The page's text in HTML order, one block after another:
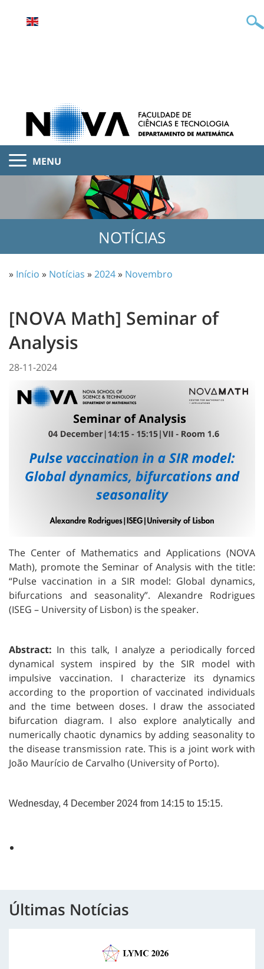
MENU
NOTÍCIAS
» Início » Notícias »2024» Novembro
[NOVA Math] Seminar of
Analysis
28-11-2024
The Center of Mathematics and Applications (NOVA
Math), promote the Seminar of Analysis with the title:
“Pulse vaccination in a SIR model: Global dynamics,
bifurcations and seasonality”. Alexandre Rodrigues
(ISEG – University of Lisbon) is the speaker.
Abstract: In this talk, I analyze a periodically forced
dynamical system inspired by the SIR model with
impulsive vaccination. I characterize its dynamics
according to the proportion of vaccinated individuals
and the time between doses. I draw the associated
bifurcation diagram. I also explore analytically and
numerically chaotic dynamics by adding seasonality to
the disease transmission rate. This is a joint work with
João Maurício de Carvalho (University of Porto).
Wednesday, 4 December 2024 from 14:15 to 15:15.
Últimas Notícias